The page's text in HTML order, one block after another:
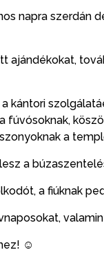
napra szerdán
ajándékokat,
kántori
fúvósoknak,
a
a
a fiúknak
☺